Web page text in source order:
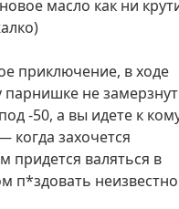
масло как ни
приключение, в ходе
парнишке не
-50, а вы идете к
когда захочется
придется валяться в
п*здовать неизвестно